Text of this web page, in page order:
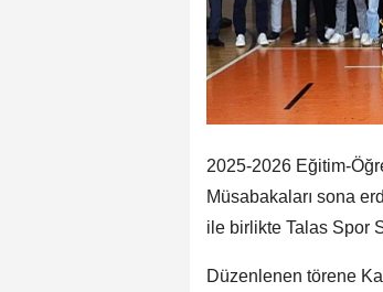
2025-2026 Eğitim-
Müsabakaları sona
ile birlikte Talas Spor
Düzenlenen törene